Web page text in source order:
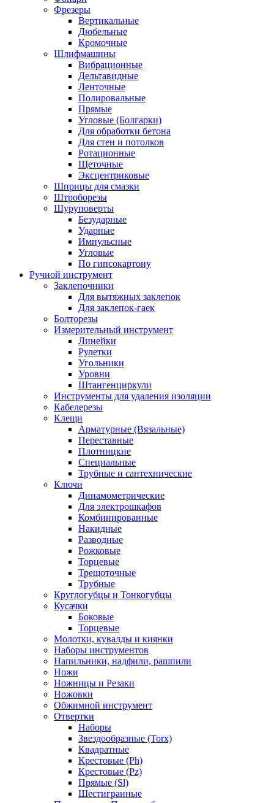
Фрезеры
Вертикальные
Дюбельные
Кромочные
Шлифмашины
Вибрационные
Дельтавидные
Ленточные
Полировальные
Прямые
Угловые (Болгарки)
Для обработки бетона
Для стен и потолков
Ротационные
Щеточные
Эксцентриковые
Шприцы для смазки
Штроборезы
Шуруповерты
Безударные
Ударные
Импульсные
Угловые
По гипсокартону
Ручной инструмент
Заклепочники
Для вытяжных заклепок
Для заклепок-гаек
Болторезы
Измерительный инструмент
Линейки
Рулетки
Угольники
Уровни
Штангенциркули
Инструменты для удаления изоляции
Кабелерезы
Клещи
Арматурные (Вязальные)
Переставные
Плотницкие
Специальные
Трубные и сантехнические
Ключи
Динамометрические
Для электрошкафов
Комбинированные
Накидные
Разводные
Рожковые
Торцевые
Трещоточные
Трубные
Круглогубцы и Тонкогубцы
Кусачки
Боковые
Торцевые
Молотки, кувалды и киянки
Наборы инструментов
Напильники, надфили, рашпили
Ножи
Ножницы и Резаки
Ножовки
Обжимной инструмент
Отвертки
Наборы
Звездообразные (Torx)
Квадратные
Крестовые (Ph)
Крестовые (Pz)
Прямые (Sl)
Шестигранные